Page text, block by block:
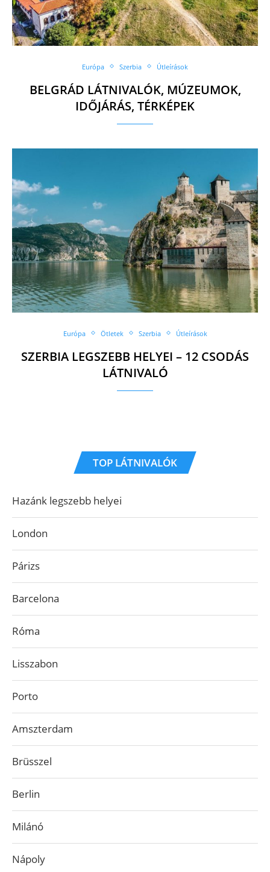
Európa Szerbia Útleírások
BELGRÁD LÁTNIVALÓK, MÚZEUMOK,
IDŐJÁRÁS, TÉRKÉPEK
Európa Ötletek Szerbia Útleírások
SZERBIA LEGSZEBB HELYEI – 12 CSODÁS
LÁTNIVALÓ
TOP LÁTNIVALÓK
Hazánk legszebb helyei
London
Párizs
Barcelona
Róma
Lisszabon
Porto
Amszterdam
Brüsszel
Berlin
Milánó
Nápoly